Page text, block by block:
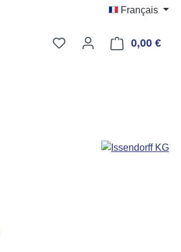
Français
Vous avez 0 articles
0,00 €Le